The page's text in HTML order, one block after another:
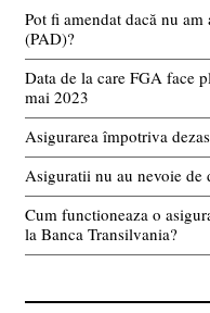
Pot fi amendat dacă nu
(PAD)?
Data de la care FGA face
mai 2023
Asigurarea împotriva
Asiguratii nu au nevoie de
Cum functioneaza o
la Banca Transilvania?